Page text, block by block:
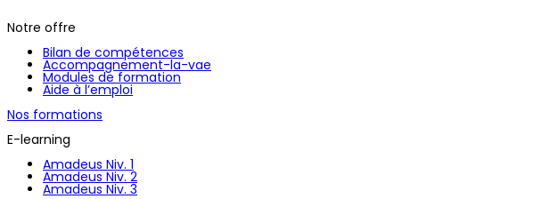
Notre offre
Bilan de compétences
Accompagnement-la-vae
Modules de formation
Aide à l’emploi
Nos formations
E-learning
Amadeus Niv. 1
Amadeus Niv. 2
Amadeus Niv. 3